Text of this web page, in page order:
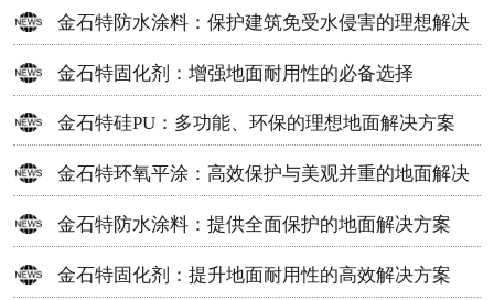
决方案
金石特防水涂料：保护建筑免受水侵害的理想解决
方案
金石特固化剂：增强地面耐用性的必备选择
金石特硅PU：多功能、环保的理想地面解决方案
金石特环氧平涂：高效保护与美观并重的地面解决
方案
金石特防水涂料：提供全面保护的地面解决方案
金石特固化剂：提升地面耐用性的高效解决方案